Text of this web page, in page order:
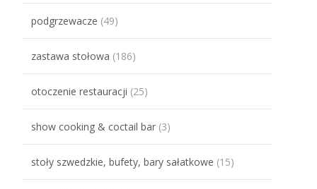
podgrzewacze (49)
zastawa stołowa (186)
otoczenie restauracji (25)
show cooking & coctail bar (3)
stoły szwedzkie, bufety, bary sałatkowe (15)